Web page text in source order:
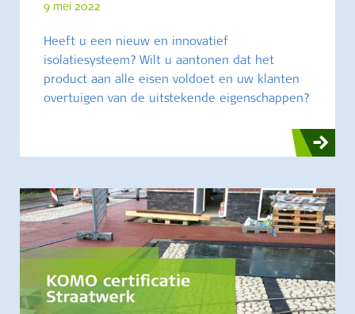
9 mei 2022
Heeft u een nieuw en innovatief
isolatiesysteem? Wilt u aantonen dat het
product aan alle eisen voldoet en uw klanten
overtuigen van de uitstekende eigenschappen?